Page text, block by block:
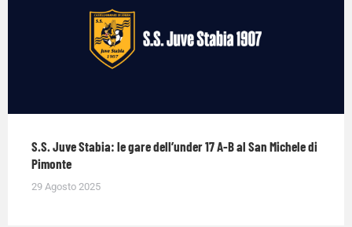
S.S. Juve Stabia: le gare dell’under 17 A-B al San Michele di
Pimonte
29 Agosto 2025